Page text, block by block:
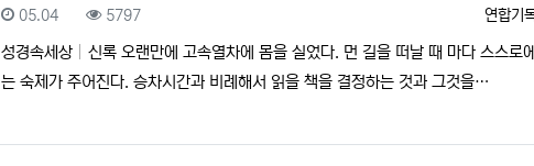
등록자
연합기
등록일
05.04 조회
5797
성경속세상
신록 오랜만에 고속열차에 몸을 실었다. 먼 길을 떠날 때 마다 스스로
는 숙제가 주어진다. 승차시간과 비례해서 읽을 책을 결정하는 것과 그것을…